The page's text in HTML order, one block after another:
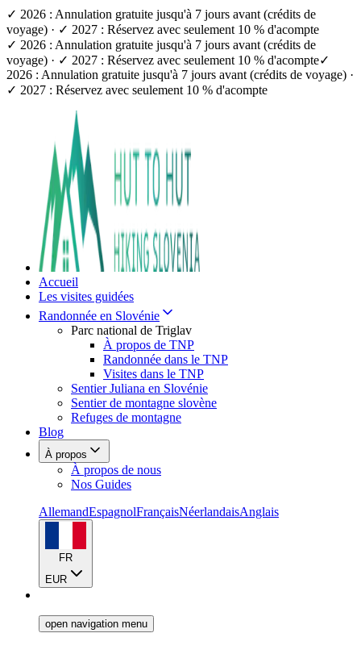
✓ 2026 : Annulation gratuite jusqu'à 7 jours avant (crédits de
voyage) · ✓ 2027 : Réservez avec seulement 10 % d'acompte
✓ 2026 : Annulation gratuite jusqu'à 7 jours avant (crédits de
voyage) · ✓ 2027 : Réservez avec seulement 10 % d'acompte✓
2026 : Annulation gratuite jusqu'à 7 jours avant (crédits de voyage) ·
✓ 2027 : Réservez avec seulement 10 % d'acompte
Accueil
Les visites guidées
Randonnée en Slovénie
Parc national de Triglav
À propos de TNP
Randonnée dans le TNP
Visites dans le TNP
Sentier Juliana en Slovénie
Sentier de montagne slovène
Refuges de montagne
Blog
À propos
À propos de nous
Nos Guides
AllemandEspagnolFrançaisNéerlandaisAnglais
FR
EUR
open navigation menu